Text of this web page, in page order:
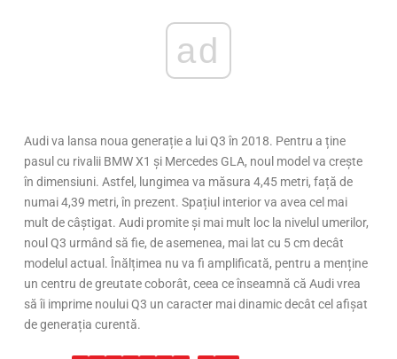
ad
Audi va lansa noua generație a lui Q3 în 2018. Pentru a ține
pasul cu rivalii BMW X1 și Mercedes GLA, noul model va crește
în dimensiuni. Astfel, lungimea va măsura 4,45 metri, față de
numai 4,39 metri, în prezent. Spațiul interior va avea cel mai
mult de câștigat. Audi promite și mai mult loc la nivelul umerilor,
noul Q3 urmând să fie, de asemenea, mai lat cu 5 cm decât
modelul actual. Înălțimea nu va fi amplificată, pentru a menține
un centru de greutate coborât, ceea ce înseamnă că Audi vrea
să îi imprime noului Q3 un caracter mai dinamic decât cel afișat
de generația curentă.